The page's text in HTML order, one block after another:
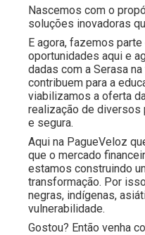
Nascemos com o
soluções inovadoras
E agora, fazemos
oportunidades aqui e
dadas com a Serasa
contribuem para a
viabilizamos a oferta
realização de diversos
e segura.
Aqui na PagueVeloz
que o mercado
estamos construindo
transformação. Por
negras, indígenas,
vulnerabilidade.
Gostou? Então venha